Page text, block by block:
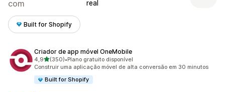
com
real
Built for Shopify
Criador de app móvel OneMobile
4,9de 5 estrelas
(350)
350 total de avaliações
•Plano gratuito disponível
Construir uma aplicação móvel de alta conversão em 30 minutos
Built for Shopify